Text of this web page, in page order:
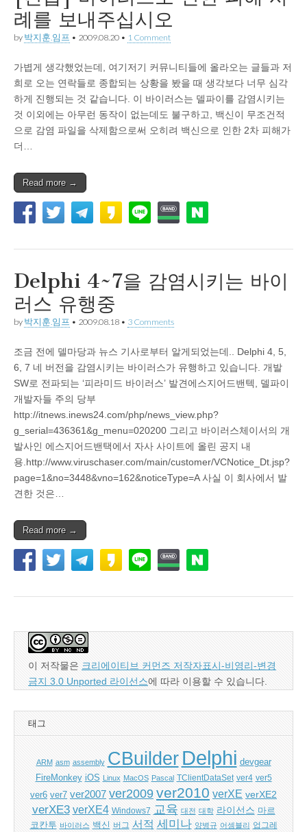
례를 보내주십시오
by 박지훈.임프 • 2009.08.20 • 1 Comment
가볍게 생각했었는데, 여기저기 커뮤니티들에 올라오는 글들과 저
희로 오는 연락들로 종합되는 상황을 봤을 때 생각보다 너무 심각
하게 진행되는 것 같습니다. 이 바이러스는 델파이를 감염시키는
것 이외에는 아무런 동작이 없는데도 불구하고, 백신이 무조건적
으로 감염 파일을 삭제함으로써 오히려 백신으로 인한 2차 피해가
더…
Read more →
Delphi 4~7을 감염시키는 바이
러스 유행중
by 박지훈.임프 • 2009.08.18 • 3 Comments
조금 전에 델마당과 뉴스 기사로부터 알게되었는데.. Delphi 4, 5,
6, 7 네 버전을 감염시키는 바이러스가 유행하고 있습니다. 개발
SW로 전파되는 ‘피라미드 바이러스’ 발견에스지어드밴텍, 델파이
개발자들 주의 당부
http://itnews.inews24.com/php/news_view.php?
g_serial=436361&g_menu=020200 그리고 바이러스체이서의 개
발사인 에스지어드밴택에서 자사 사이트에 올린 공지 내
용.http://www.viruschaser.com/main/customer/VCNotice_Dt.jsp?
page=1&no=3448&vno=162&noticeType=A 사실 이 회사에서 발
견한 것은…
Read more →
이 저작물은 크리에이티브 커먼즈 저작자표시-비영리-변경
금지 3.0 Unported 라이선스에 따라 이용할 수 있습니다.
태그
ARM asm assembly CBuilder Delphi devgear
FireMonkey iOS Linux MacOS Pascal TClientDataSet ver4 ver5
ver6 ver7 ver2007 ver2009 ver2010 verXE verXE2
verXE3 verXE4 Windows7 교육 대전 대학 라이선스 마르
코칸투 바이러스 백신 버그 서적 세미나 양병규 어셈블리
업그레